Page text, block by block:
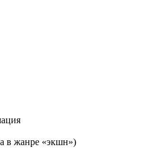
в жанре «экшн»)